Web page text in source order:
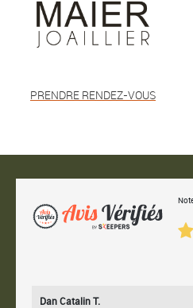
PRENDRE RENDEZ-VOUS
Dan Catalin T.